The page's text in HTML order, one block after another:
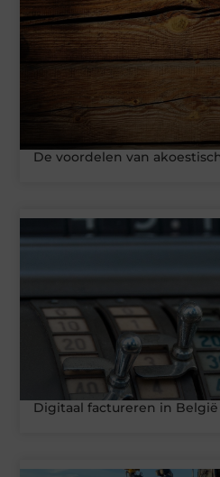
De voordelen van
Digitaal factureren in